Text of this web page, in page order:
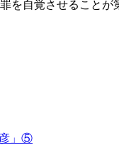
を自覚させることが
」⑤